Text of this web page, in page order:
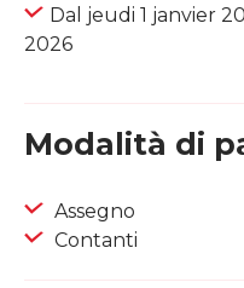
Dal jeudi 1 janvier
2026
Modalità di
Assegno
Contanti